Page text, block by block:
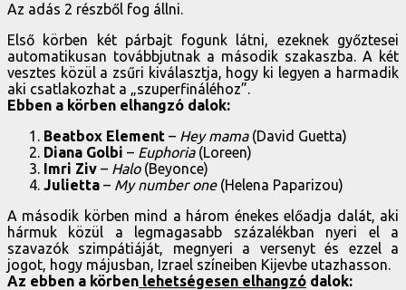
Az adás 2 részből fog állni.
Első körben két párbajt fogunk látni, ezeknek győztesei
automatikusan továbbjutnak a második szakaszba. A két
vesztes közül a zsűri kiválasztja, hogy ki legyen a harmadik
aki csatlakozhat a „szuperfináléhoz”.
Ebben a körben elhangzó dalok:
Beatbox Element – Hey mama(David Guetta)
Diana Golbi – Euphoria(Loreen)
Imri Ziv – Halo(Beyonce)
Julietta – My number one (Helena Paparizou)
A második körben mind a három énekes előadja dalát, aki
hármuk közül a legmagasabb százalékban nyeri el a
szavazók szimpátiáját, megnyeri a versenyt és ezzel a
jogot, hogy májusban, Izrael színeiben Kijevbe utazhasson.
Az ebben a körben lehetségesen elhangzó dalok: